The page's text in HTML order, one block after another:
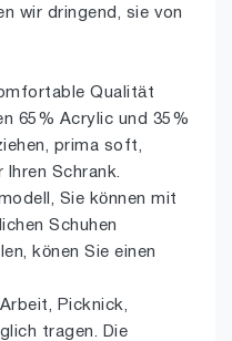
wir dringend, sie von
Qualität
65% Acrylic und 35%
prima soft,
Schrank.
Sie können mit
Schuhen
könen Sie einen
Picknick,
tragen. Die